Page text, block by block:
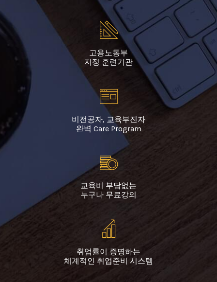
고용노동부
지정 훈련기관
비전공자, 교육부진자
완벽 Care Program
교육비 부담없는
누구나 무료강의
취업률이 증명하는
체계적인 취업준비 시스템